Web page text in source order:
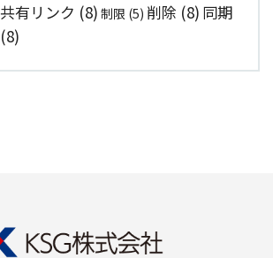
共有リンク (8) 制限 (5) 削除 (8) 同期
(8)